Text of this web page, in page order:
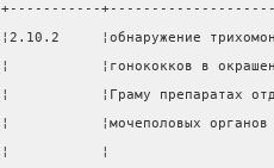
+-----------
¦2.10.2     ¦обнаружение
¦           ¦гонококков в
¦           ¦Граму
¦           ¦мочеполовых
¦           ¦